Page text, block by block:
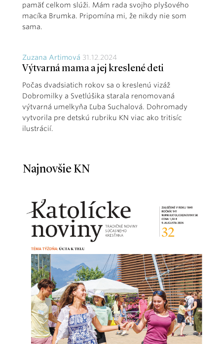
pamäť celkom slúži. Mám rada svojho plyšového
macíka Brumka. Pripomína mi, že nikdy nie som
sama.
Zuzana Artimová 31.12.2024
Výtvarná mama a jej kreslené deti
Počas dvadsiatich rokov sa o kreslenú vizáž
Dobromilky a Svetlúšika starala renomovaná
výtvarná umelkyňa Ľuba Suchalová. Dohromady
vytvorila pre detskú rubriku KN viac ako tritisíc
ilustrácií.
Najnovšie KN